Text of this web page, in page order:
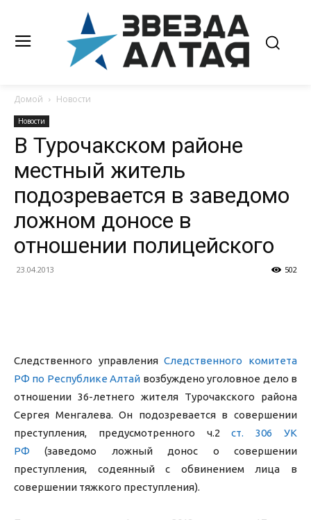
Домой Новости
Новости
В Турочакском районе
местный житель
подозревается в заведомо
ложном доносе в
отношении полицейского
23.04.2013 502
Следственного управленияСледственного комитета
РФ по Республике Алтай возбуждено уголовное дело в
отношении 36-летнего жителя Турочакского района
Сергея Менгалева. Он подозревается в совершении
преступления, предусмотренного ч.2ст. 306 УК
РФ (заведомо ложный донос о совершении
преступления, содеянный с обвинением лица в
совершении тяжкого преступления).